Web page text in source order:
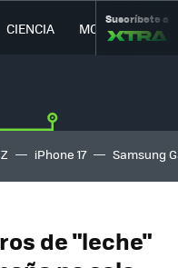
CIENCIA MOVILIDAD
Suscríbete a
iPhone 17 Samsung
de "leche"